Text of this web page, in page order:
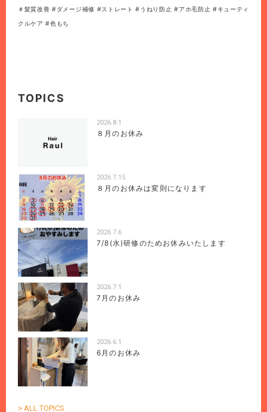
＃髪質改善 #ダメージ補修 #ストレート #うねり防止 #アホ毛防止 #キューティ
クルケア #色もち
TOPICS
2026.8.1
８月のお休み
2026.7.15
８月のお休みは変則になります
2026.7.6
7/8(水)研修のためお休みいたします
2026.7.1
7月のお休み
2026.6.1
6月のお休み
> ALL TOPICS